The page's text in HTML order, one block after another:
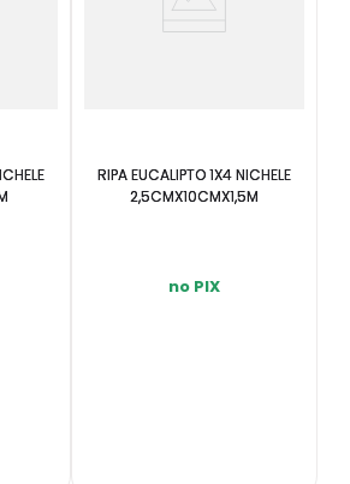
RIPA EUCALIPTO 1X4 NICHELE
2,5CMX10CMX1,5M
no PIX